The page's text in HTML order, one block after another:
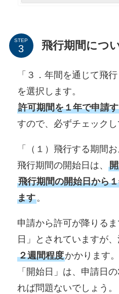
STEP 飛行期間につ
「３．年間を通じて飛
を選択します。
許可期間を１年で申請
すので、必ずチェックし
「（１）飛行する期間
飛行期間の開始日は、
飛行期間の開始日から
ます。
申請から許可が降りる
日」とされていますが
２週間程度かかります。
「開始日」は、申請日
れば問題ないでしょう。